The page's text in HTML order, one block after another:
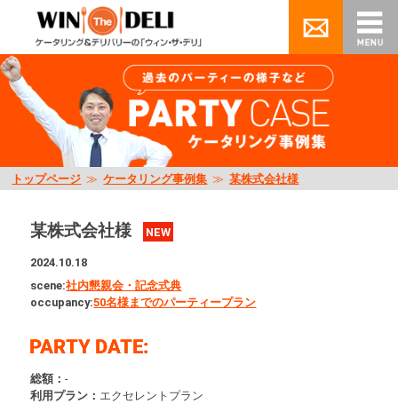
トップページ ≫ケータリング事例集 ≫某株式会社様
某株式会社様 NEW
2024.10.18
scene:社内懇親会・記念式典
occupancy:50名様までのパーティープラン
総額：-
利用プラン： エクセレントプラン